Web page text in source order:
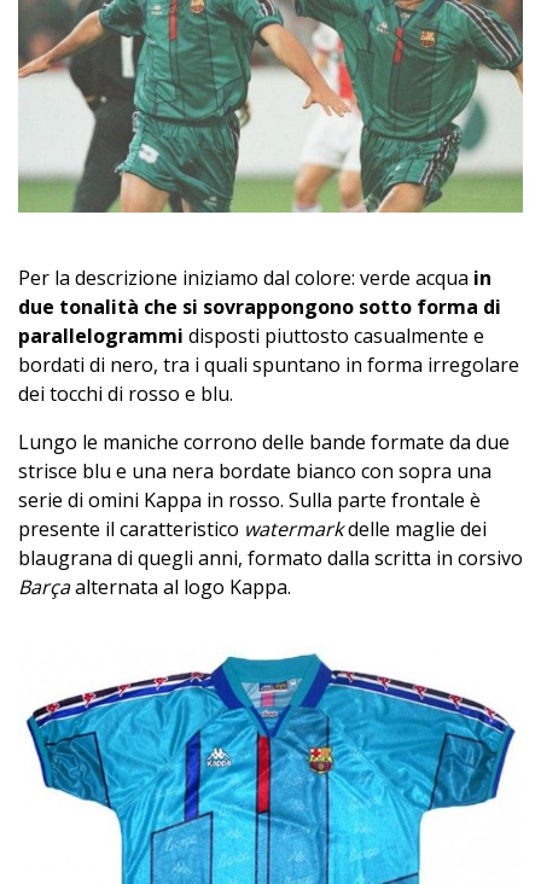
Per la descrizione iniziamo dal colore: verde acqua in
due tonalità che si sovrappongono sotto forma di
parallelogrammi disposti piuttosto casualmente e
bordati di nero, tra i quali spuntano in forma irregolare
dei tocchi di rosso e blu.
Lungo le maniche corrono delle bande formate da due
strisce blu e una nera bordate bianco con sopra una
serie di omini Kappa in rosso. Sulla parte frontale è
presente il caratteristico watermarkdelle maglie dei
blaugrana di quegli anni, formato dalla scritta in corsivo
Barçaalternata al logo Kappa.